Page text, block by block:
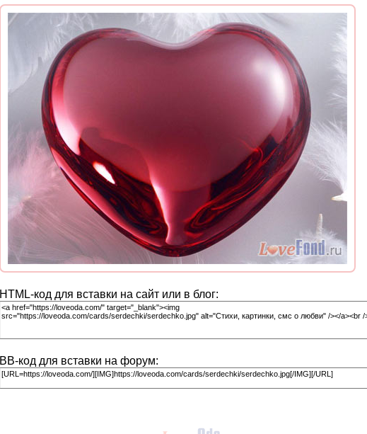
HTML-код для вставки на сайт или в блог:
BB-код для вставки на форум: